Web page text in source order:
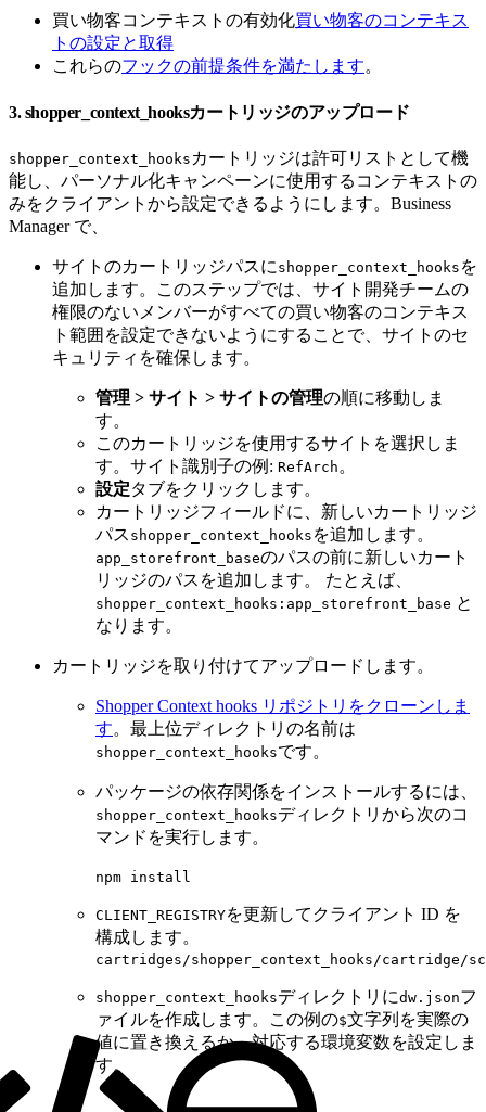
買い物客コンテキストの有効化買い物客のコンテキス
トの設定と取得
これらのフックの前提条件を満たします。
3. shopper_context_hooksカートリッジのアップロード
shopper_context_hooks カートリッジは許可リストとして機
能し、パーソナル化キャンペーンに使用するコンテキストの
みをクライアントから設定できるようにします。Business
Manager で、
サイトのカートリッジパスに shopper_context_hooks を
追加します。このステップでは、サイト開発チームの
権限のないメンバーがすべての買い物客のコンテキス
ト範囲を設定できないようにすることで、サイトのセ
キュリティを確保します。
管理 > サイト > サイトの管理の順に移動しま
す。
このカートリッジを使用するサイトを選択しま
す。サイト識別子の例: RefArch 。
設定タブをクリックします。
カートリッジフィールドに、新しいカートリッジ
パス shopper_context_hooks を追加します。
app_storefront_baseのパスの前に新しいカート
リッジのパスを追加します。 たとえば、
shopper_context_hooks:app_storefront_base と
なります。
カートリッジを取り付けてアップロードします。
Shopper Context hooks リポジトリをクローンしま
す。最上位ディレクトリの名前は
shopper_context_hooksです。
パッケージの依存関係をインストールするには、
shopper_context_hooksディレクトリから次のコ
マンドを実行します。
npm install
CLIENT_REGISTRYを更新してクライアント ID を
構成します。
cartridges/shopper_context_hooks/
shopper_context_hooksディレクトリにdw.jsonフ
ァイルを作成します。この例の$文字列を実際の
値に置き換えるか、対応する環境変数を設定しま
す。